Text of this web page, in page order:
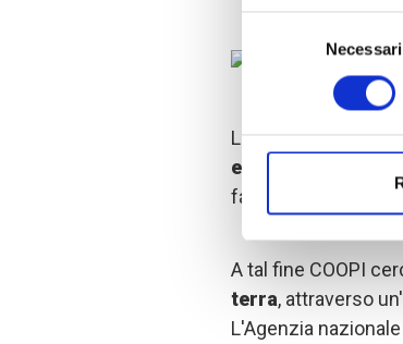
del
Necessari
L'obiettivo
e variegare la
far fronte da sole ai
A tal fine COOPI
terra, attraverso
L'Agenzia